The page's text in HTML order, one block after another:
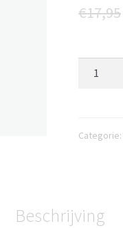
€17,95
aantal
Categorie:
Beschrijving